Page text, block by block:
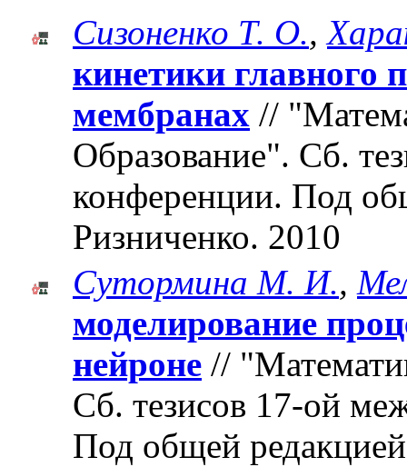
Сизоненко Т. О.,
кинетики главного
мембранах //
Образование". Cб.
конференции. Под
Ризниченко. 2010
Сутормина М. И.,
моделирование
нейроне //
Cб. тезисов 17-ой
Под общей